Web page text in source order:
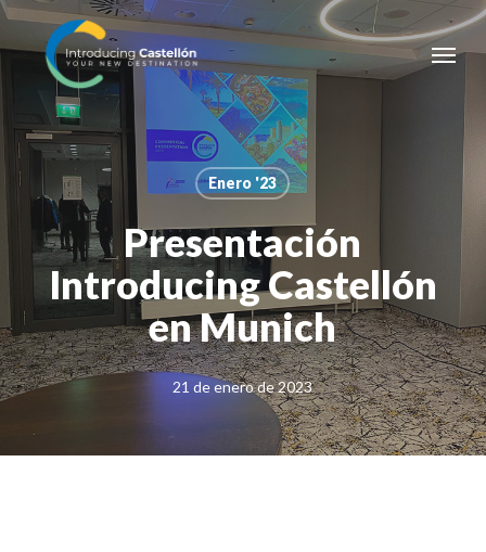
Skip
to
content
Menu
Enero '23
Presentación
Introducing Castellón
en Munich
21 de enero de 2023